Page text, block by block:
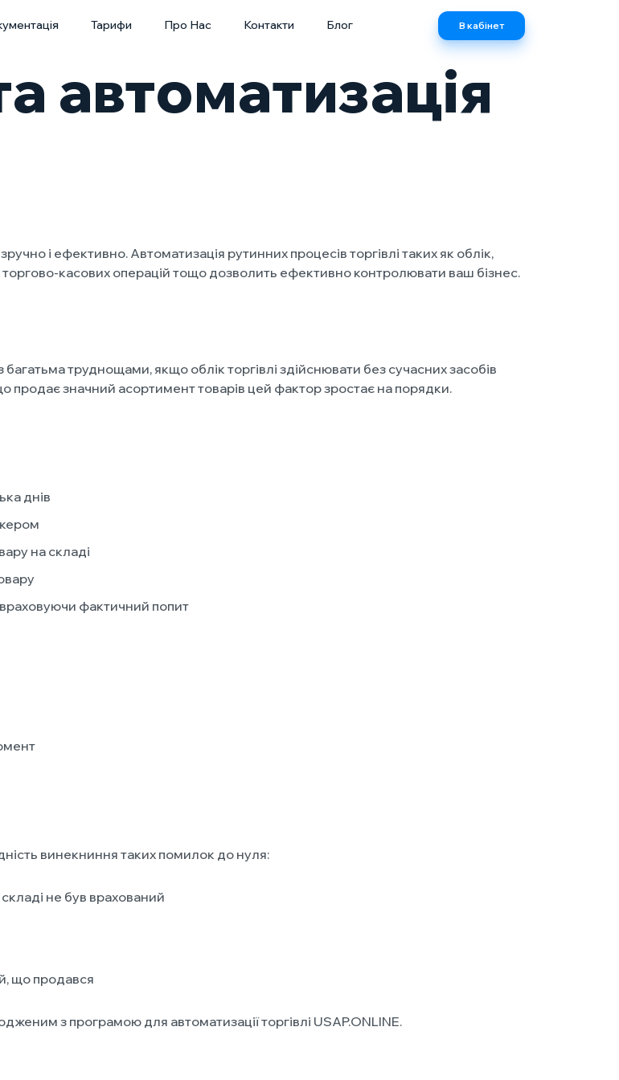
Тарифи Про Нас Контакти Блог В кабінет
автоматизація
і ефективно. Автоматизація рутинних процесів торгівлі таких як облік,
торгово-касових операцій тощо дозволить ефективно контролювати ваш бізнес.
труднощами, якщо облік торгівлі здійснювати без сучасних засобів
продає значний асортимент товарів цей фактор зростає на порядки.
днів
на складі
фактичний попит
винекниння таких помилок до нуля:
не був врахований
що продався
з програмою для автоматизації торгівлі USAP.ONLINE.